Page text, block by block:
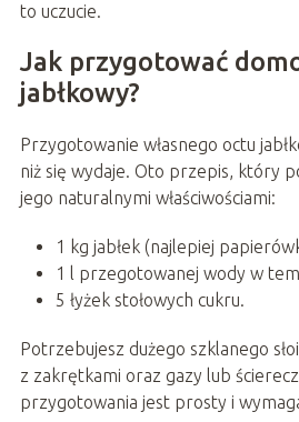
to uczucie.
Jak przygotować
jabłkowy?
Przygotowanie własnego octu
niż się wydaje. Oto przepis, który
jego naturalnymi właściwościami:
1 kg jabłek (najlepiej
1 l przegotowanej wody w
5 łyżek stołowych cukru.
Potrzebujesz dużego szklanego
z zakrętkami oraz gazy lub
przygotowania jest prosty i